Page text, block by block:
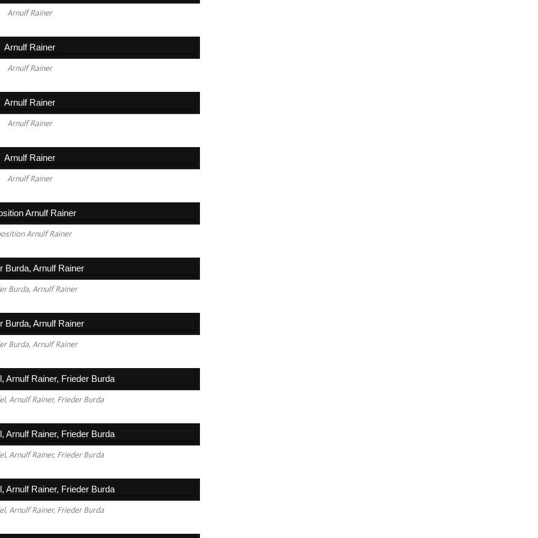
Arnulf Rainer
Arnulf Rainer
Arnulf Rainer
Arnulf Rainer
Arnulf Rainer
Burda, Arnulf Rainer
Burda, Arnulf Rainer
Arnulf Rainer, Frieder Burda
Arnulf Rainer, Frieder Burda
Arnulf Rainer, Frieder Burda